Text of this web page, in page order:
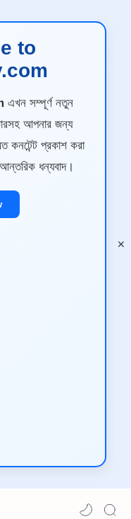
to
এখন সম্পূর্ণ নতুন
আপনার জন্য
কনটেন্ট প্রকাশ করা
ধন্যবাদ।